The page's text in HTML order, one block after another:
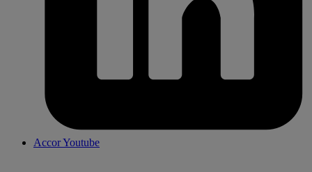
Accor Youtube